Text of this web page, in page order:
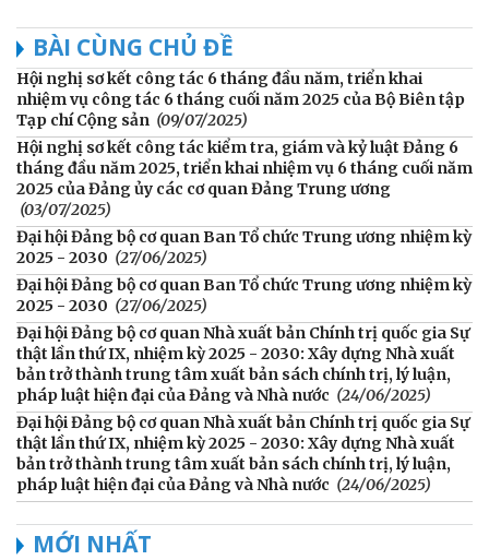
BÀI CÙNG CHỦ ĐỀ
Hội nghị sơ kết công tác 6 tháng đầu năm, triển khai
nhiệm vụ công tác 6 tháng cuối năm 2025 của Bộ Biên tập
Tạp chí Cộng sản (09/07/2025)
Hội nghị sơ kết công tác kiểm tra, giám và kỷ luật Đảng 6
tháng đầu năm 2025, triển khai nhiệm vụ 6 tháng cuối năm
2025 của Đảng ủy các cơ quan Đảng Trung ương
(03/07/2025)
Đại hội Đảng bộ cơ quan Ban Tổ chức Trung ương nhiệm kỳ
2025 - 2030 (27/06/2025)
Đại hội Đảng bộ cơ quan Ban Tổ chức Trung ương nhiệm kỳ
2025 - 2030 (27/06/2025)
Đại hội Đảng bộ cơ quan Nhà xuất bản Chính trị quốc gia Sự
thật lần thứ IX, nhiệm kỳ 2025 - 2030: Xây dựng Nhà xuất
bản trở thành trung tâm xuất bản sách chính trị, lý luận,
pháp luật hiện đại của Đảng và Nhà nước (24/06/2025)
Đại hội Đảng bộ cơ quan Nhà xuất bản Chính trị quốc gia Sự
thật lần thứ IX, nhiệm kỳ 2025 - 2030: Xây dựng Nhà xuất
bản trở thành trung tâm xuất bản sách chính trị, lý luận,
pháp luật hiện đại của Đảng và Nhà nước (24/06/2025)
MỚI NHẤT